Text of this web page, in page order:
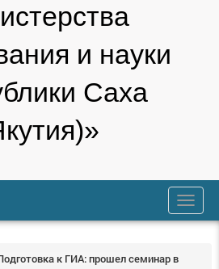
и науки
Саха
trk
к ГИА: прошел семинар в